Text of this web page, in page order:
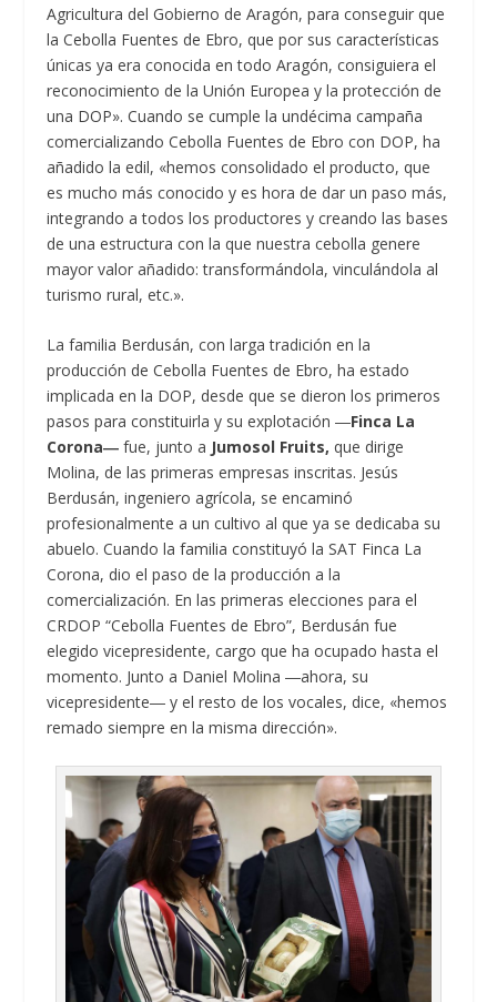
Agricultura del Gobierno de Aragón, para conseguir que
la Cebolla Fuentes de Ebro, que por sus características
únicas ya era conocida en todo Aragón, consiguiera el
reconocimiento de la Unión Europea y la protección de
una DOP». Cuando se cumple la undécima campaña
comercializando Cebolla Fuentes de Ebro con DOP, ha
añadido la edil, «hemos consolidado el producto, que
es mucho más conocido y es hora de dar un paso más,
integrando a todos los productores y creando las bases
de una estructura con la que nuestra cebolla genere
mayor valor añadido: transformándola, vinculándola al
turismo rural, etc.».
La familia Berdusán, con larga tradición en la
producción de Cebolla Fuentes de Ebro, ha estado
implicada en la DOP, desde que se dieron los primeros
pasos para constituirla y su explotación ―Finca La
Corona― fue, junto a Jumosol Fruits, que dirige
Molina, de las primeras empresas inscritas. Jesús
Berdusán, ingeniero agrícola, se encaminó
profesionalmente a un cultivo al que ya se dedicaba su
abuelo. Cuando la familia constituyó la SAT Finca La
Corona, dio el paso de la producción a la
comercialización. En las primeras elecciones para el
CRDOP “Cebolla Fuentes de Ebro”, Berdusán fue
elegido vicepresidente, cargo que ha ocupado hasta el
momento. Junto a Daniel Molina ―ahora, su
vicepresidente― y el resto de los vocales, dice, «hemos
remado siempre en la misma dirección».